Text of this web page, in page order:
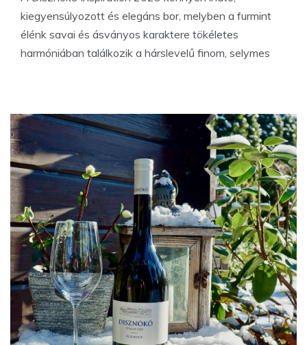
kiegyensúlyozott és elegáns bor, melyben a furmint
élénk savai és ásványos karaktere tökéletes
harmóniában találkozik a hárslevelű finom, selymes